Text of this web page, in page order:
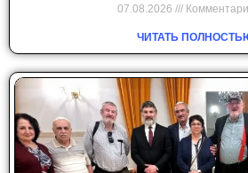
07.08.2026
ЧИТАТЬ